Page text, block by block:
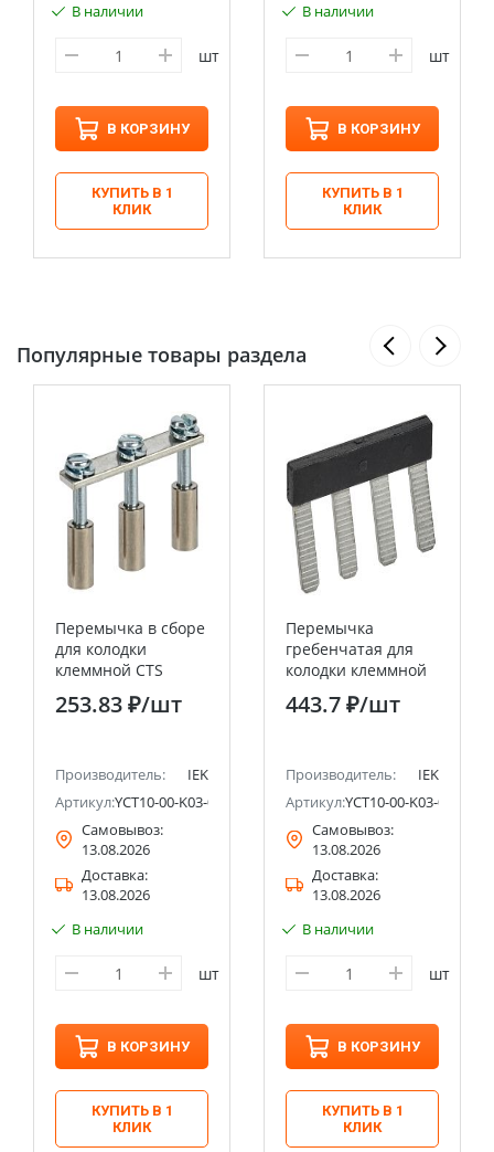
В наличии
шт
В КОРЗИНУ
КУПИТЬ В 1
КЛИК
В наличии
шт
В КОРЗИНУ
КУПИТЬ В 1
КЛИК
Популярные товары раздела
Перемычка в сборе
для колодки
клеммной CTS
16мм2 3PIN IEK
253.83 ₽/шт
Производитель:
IEK
Артикул:YCT10-00-K03-016-A-3P
Самовывоз:
13.08.2026
Доставка:
13.08.2026
В наличии
шт
В КОРЗИНУ
КУПИТЬ В 1
КЛИК
Перемычка
гребенчатая для
колодки клеммной
CTS 10мм2 4PIN IEK
443.7 ₽/шт
Производитель:
IEK
Артикул:YCT10-00-K03-010-EC-
Самовывоз:
13.08.2026
Доставка:
13.08.2026
В наличии
шт
В КОРЗИНУ
КУПИТЬ В 1
КЛИК